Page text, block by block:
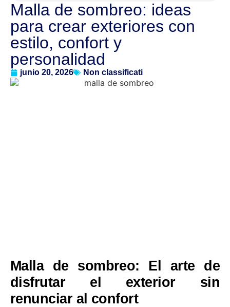
Malla de sombreo: ideas
para crear exteriores con
estilo, confort y
personalidad
junio 20, 2026 Non classificati
Malla de sombreo:
El arte de
disfrutar el exterior sin
renunciar al confort